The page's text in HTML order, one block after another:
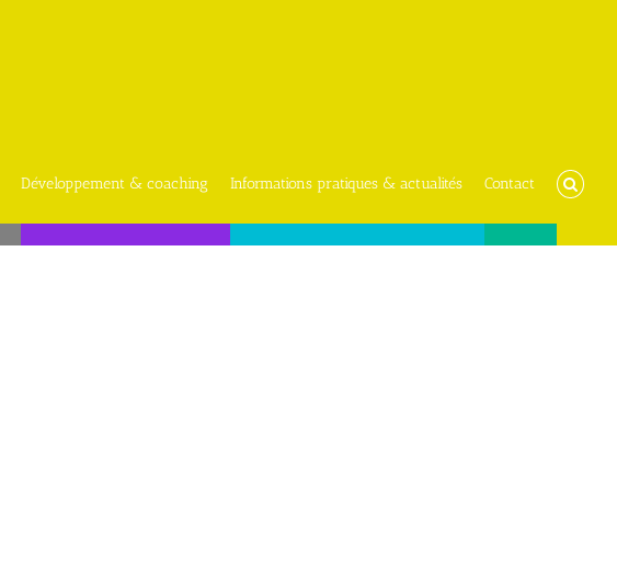
Développement & coaching Informations pratiques & actualités Contact